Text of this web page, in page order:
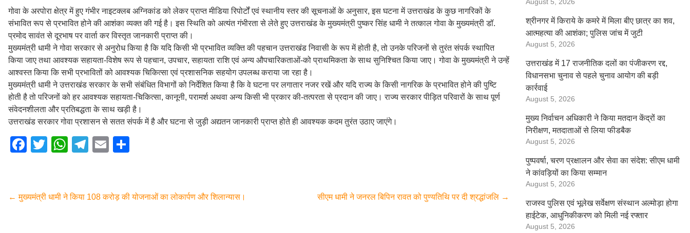
गोवा के अरपोरा क्षेत्र में हुए गंभीर नाइटक्लब अग्निकांड को लेकर प्राप्त मीडिया रिपोर्टों एवं स्थानीय स्तर की सूचनाओं के अनुसार, इस घटना में उत्तराखंड के कुछ नागरिकों के
संभावित रूप से प्रभावित होने की आशंका व्यक्त की गई है। इस स्थिति को अत्यंत गंभीरता से लेते हुए उत्तराखंड के मुख्यमंत्री पुष्कर सिंह धामी ने तत्काल गोवा के मुख्यमंत्री डॉ.
प्रमोद सावंत से दूरभाष पर वार्ता कर विस्तृत जानकारी प्राप्त की।
मुख्यमंत्री धामी ने गोवा सरकार से अनुरोध किया है कि यदि किसी भी प्रभावित व्यक्ति की पहचान उत्तराखंड निवासी के रूप में होती है, तो उनके परिजनों से तुरंत संपर्क स्थापित
किया जाए तथा आवश्यक सहायता-विशेष रूप से पहचान, उपचार, सहायता राशि एवं अन्य औपचारिकताओं-को प्राथमिकता के साथ सुनिश्चित किया जाए। गोवा के मुख्यमंत्री ने उन्हें
आश्वस्त किया कि सभी प्रभावितों को आवश्यक चिकित्सा एवं प्रशासनिक सहयोग उपलब्ध कराया जा रहा है।
मुख्यमंत्री धामी ने उत्तराखंड सरकार के सभी संबंधित विभागों को निर्देशित किया है कि वे घटना पर लगातार नजर रखें और यदि राज्य के किसी नागरिक के प्रभावित होने की पुष्टि
होती है तो परिजनों को हर आवश्यक सहायता-चिकित्सा, कानूनी, परामर्श अथवा अन्य किसी भी प्रकार की-तत्परता से प्रदान की जाए। राज्य सरकार पीड़ित परिवारों के साथ पूर्ण
संवेदनशीलता और प्रतिबद्धता के साथ खड़ी है।
उत्तराखंड सरकार गोवा प्रशासन से सतत संपर्क में है और घटना से जुड़ी अद्यतन जानकारी प्राप्त होते ही आवश्यक कदम तुरंत उठाए जाएंगे।
F
e
T
er
W
s
T
gr
E
e
← मुख्यमंत्री धामी ने किया 108 करोड़ की योजनाओं का लोकार्पण और शिलान्यास। सीएम धामी ने जनरल बिपिन रावत को पुण्यतिथि पर दी श्रद्धांजलि →
August 5, 2026
श्रीनगर में किराये के कमरे में मिला बीए छात्र का शव,
आत्महत्या की आशंका; पुलिस जांच में जुटी
August 5, 2026
उत्तराखंड में 17 राजनीतिक दलों का पंजीकरण रद्द,
विधानसभा चुनाव से पहले चुनाव आयोग की बड़ी
कार्रवाई
August 5, 2026
मुख्य निर्वाचन अधिकारी ने किया मतदान केंद्रों का
निरीक्षण, मतदाताओं से लिया फीडबैक
August 5, 2026
पुष्पवर्षा, चरण प्रक्षालन और सेवा का संदेश: सीएम धामी
ने कांवड़ियों का किया सम्मान
August 5, 2026
राजस्व पुलिस एवं भूलेख सर्वेक्षण संस्थान अल्मोड़ा होगा
हाईटेक, आधुनिकीकरण को मिली नई रफ्तार
August 5, 2026